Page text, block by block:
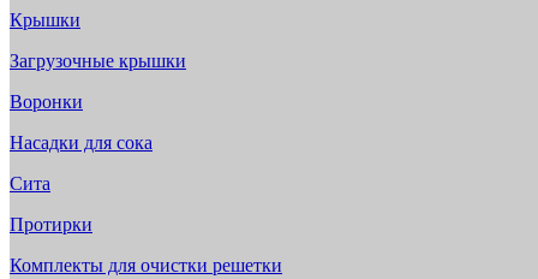
Крышки
Загрузочные крышки
Воронки
Насадки для сока
Сита
Протирки
Комплекты для очистки решетки